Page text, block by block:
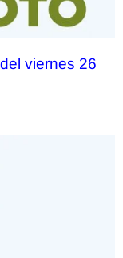
viernes 26